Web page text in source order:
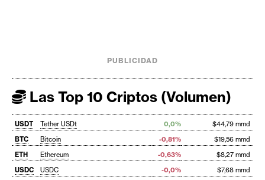
PUBLICIDAD
Las Top 10 Criptos (Volumen)
USDT Tether USDt 0,0%
$44,79 mmd
BTC
Bitcoin -0,81%
$19,56 mmd
ETH
Ethereum -0,63%
$8,27 mmd
USDC
USDC -0,0%
$7,68 mmd